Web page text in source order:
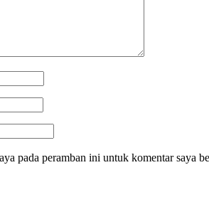
pada peramban ini untuk komentar saya